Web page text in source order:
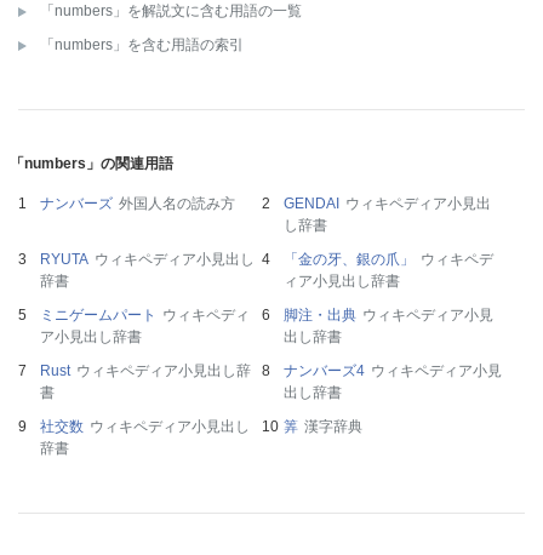
「numbers」を解説文に含む用語の一覧
「numbers」を含む用語の索引
「numbers」の関連用語
ナンバーズ 外国人名の読み方 GENDAI
ウィキペディア小見出
し辞書
RYUTA ウィキペディア小見出し
辞書
「金の牙、銀の爪」
ウィキペデ
ィア小見出し辞書
ミニゲームパート
ウィキペディ
ア小見出し辞書
脚注・出典 ウィキペディア小見
出し辞書
Rust ウィキペディア小見出し辞
書
ナンバーズ4 ウィキペディア小見
出し辞書
社交数 ウィキペディア小見出し
辞書
筭 漢字辞典